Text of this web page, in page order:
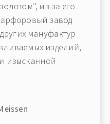
из-за его
завод
мануфактур
изделий,
изысканной